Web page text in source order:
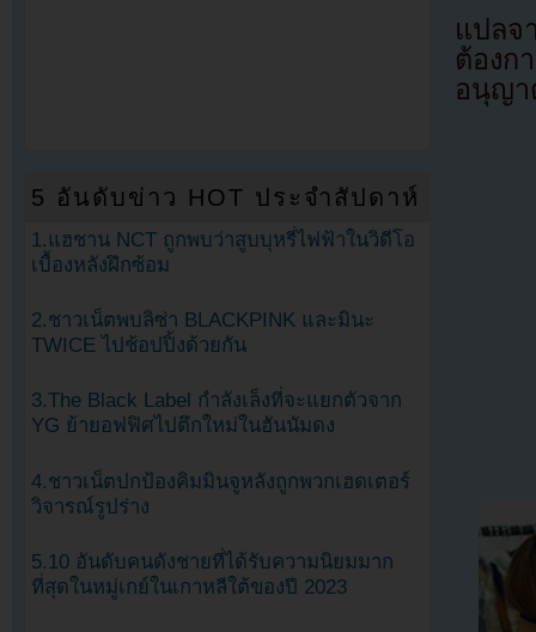
แปล
ต้อง
อนุญา
5 อันดับข่าว HOT ประจำสัปดาห์
1.แฮชาน NCT ถูกพบว่าสูบบุหรี่ไฟฟ้าในวิดีโอ
เบื้องหลังฝึกซ้อม
2.ชาวเน็ตพบลิซ่า BLACKPINK และมินะ
TWICE ไปช้อปปิ้งด้วยกัน
3.The Black Label กำลังเล็งที่จะแยกตัวจาก
YG ย้ายอฟฟิศไปตึกใหม่ในฮันนัมดง
4.ชาวเน็ตปกป้องคิมมินจูหลังถูกพวกเฮดเตอร์
วิจารณ์รูปร่าง
5.10 อันดับคนดังชายที่ได้รับความนิยมมาก
ที่สุดในหมู่เกย์ในเกาหลีใต้ของปี 2023